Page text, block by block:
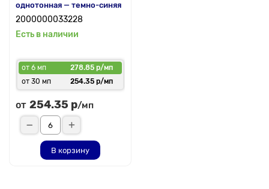
однотонная — темно-синяя
2000000033228
Есть в наличии
от 6 мп
278.85 р/мп
от 30 мп
254.35 р/мп
от 254.35 р/мп
В корзину